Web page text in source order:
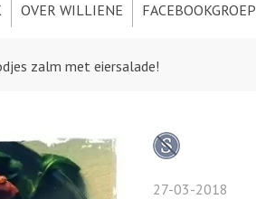
OVER WILLIENE FACEBOOKGROEP
zalm met eiersalade!
27-03-2018